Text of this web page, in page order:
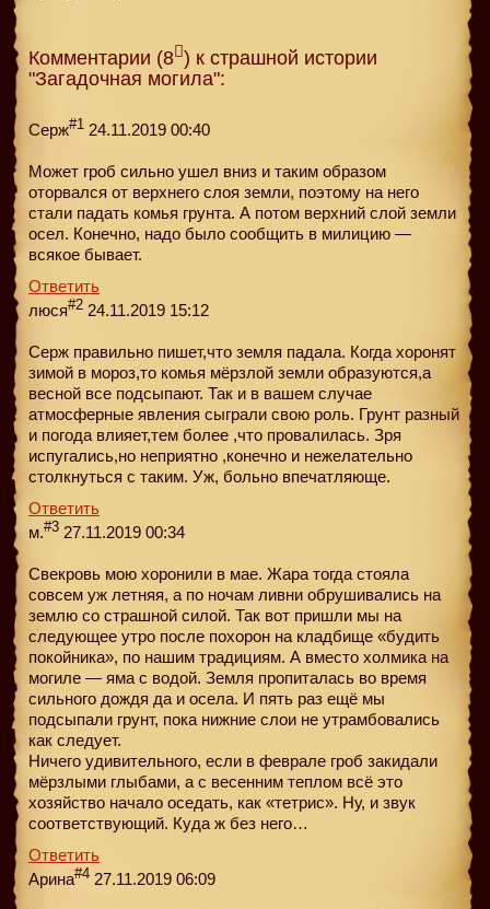
Комментарии (8 ) к страшной истории
"Загадочная могила":
Серж#1 24.11.2019 00:40
Может гроб сильно ушел вниз и таким образом
оторвался от верхнего слоя земли, поэтому на него
стали падать комья грунта. А потом верхний слой земли
осел. Конечно, надо было сообщить в милицию —
всякое бывает.
Ответить
люся#2 24.11.2019 15:12
Серж правильно пишет,что земля падала. Когда хоронят
зимой в мороз,то комья мёрзлой земли образуются,а
весной все подсыпают. Так и в вашем случае
атмосферные явления сыграли свою роль. Грунт разный
и погода влияет,тем более ,что провалилась. Зря
испугались,но неприятно ,конечно и нежелательно
столкнуться с таким. Уж, больно впечатляюще.
Ответить
м.#3 27.11.2019 00:34
Свекровь мою хоронили в мае. Жара тогда стояла
совсем уж летняя, а по ночам ливни обрушивались на
землю со страшной силой. Так вот пришли мы на
следующее утро после похорон на кладбище «будить
покойника», по нашим традициям. А вместо холмика на
могиле — яма с водой. Земля пропиталась во время
сильного дождя да и осела. И пять раз ещё мы
подсыпали грунт, пока нижние слои не утрамбовались
как следует.
Ничего удивительного, если в феврале гроб закидали
мёрзлыми глыбами, а с весенним теплом всё это
хозяйство начало оседать, как «тетрис». Ну, и звук
соответствующий. Куда ж без него…
Ответить
Арина#4 27.11.2019 06:09